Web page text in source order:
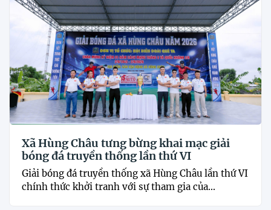
Xã Hùng Châu tưng bừng khai mạc giải
bóng đá truyền thống lần thứ VI
Giải bóng đá truyền thống xã Hùng Châu lần thứ VI
chính thức khởi tranh với sự tham gia của...